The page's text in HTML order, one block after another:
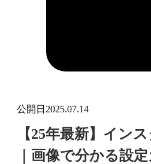
公開日 2025.07.14
【25年最新】イン
｜画像で分かる設